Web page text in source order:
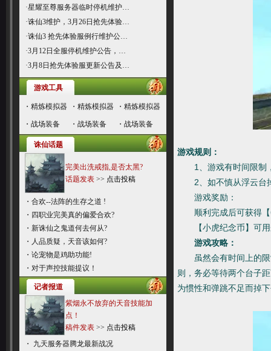
·星耀至尊服务器临时停机维护…
·诛仙3维护，3月26日抢先体验…
·诛仙3 抢先体验服例行维护公…
·3月12日全服停机维护公告，…
·3月8日抢先体验服更新公告及…
游戏工具
・精炼模拟器 ・精炼模拟器 ・精炼模拟器
・战场装备 ・战场装备 ・战场装备
诛仙话题
完美出洗戒指,是否太黑?
话题发表>> 点击投稿
・合欢--法阵的生存之道 !
・ 四职业完美真的偏爱合欢?
・新诛仙之鬼道何去何从?
・ 人品质疑，天音该如何?
・论宠物是鸡助功能!
・对于声控技能提议！
记者报道
紫烟永不放弃的天音技能加
点！
稿件发表>> 点击投稿
・
九天服务器腾龙最新战况
游戏规则：
1、游戏有时间限制，
2、如不慎从浮云台掉
游戏奖励：
顺利完成后可获得【
【小虎纪念币】可用
游戏攻略：
虽然会有时间上的
则，务必等待两个台子
为惯性和弹跳不足而掉